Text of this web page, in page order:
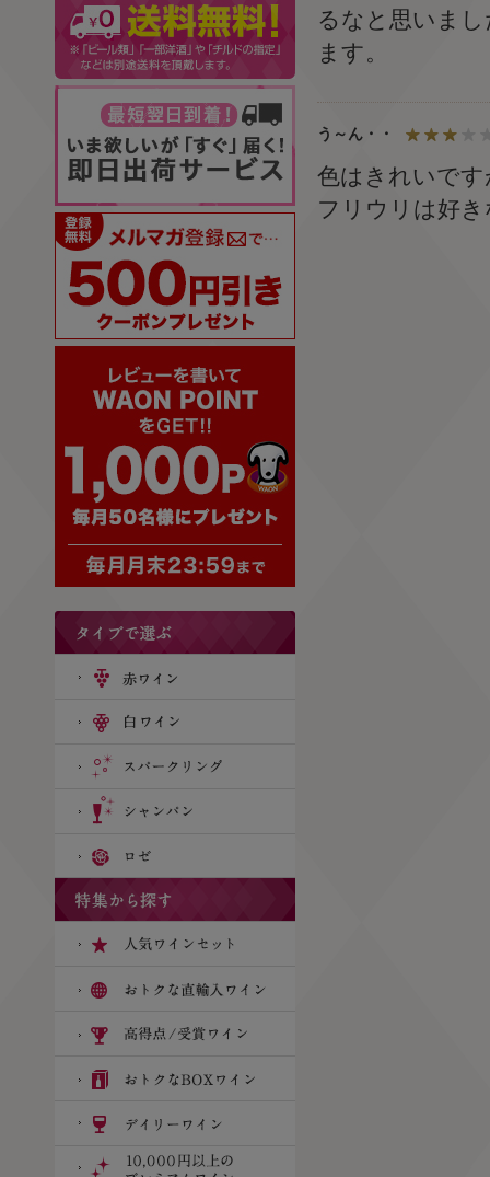
るなと思いま
ます。
う～ん・・
色はきれいで
フリウリは好